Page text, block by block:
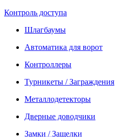
Контроль доступа
Шлагбаумы
Автоматика для ворот
Контроллеры
Турникеты / Заграждения
Металлодетекторы
Дверные доводчики
Замки / Защелки